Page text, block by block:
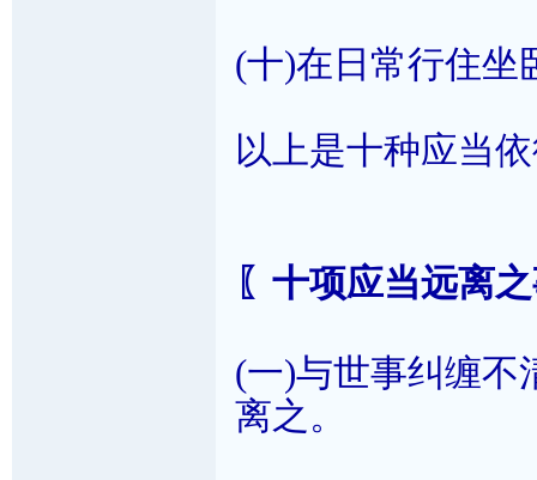
(十)在日常行住坐
以上是十种应当
〖十项应当远离
(一)与世事纠缠不
离之。